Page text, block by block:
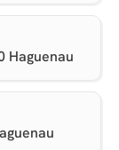
Haguenau